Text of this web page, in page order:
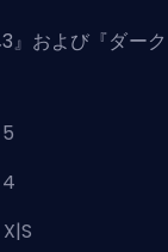
3』および『ダー